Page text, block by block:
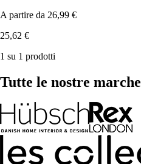
A partire da 26,99 €
25,62 €
1 su 1 prodotti
Tutte le nostre marche